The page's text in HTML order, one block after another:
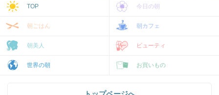
TOP 今日の朝
朝ごはん 朝カフェ
朝美人 ビューティ
世界の朝 お買いもの